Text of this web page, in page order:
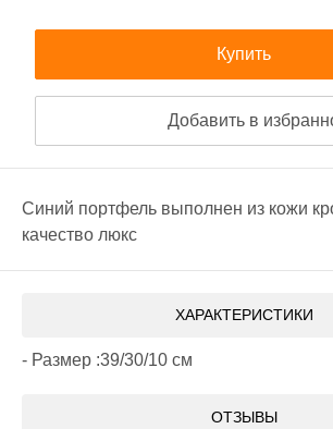
Купить
Добавить в
Синий портфель выполнен из кожи
качество люкс
ХАРАКТЕРИСТИКИ
- Размер :39/30/10 см
ОТЗЫВЫ